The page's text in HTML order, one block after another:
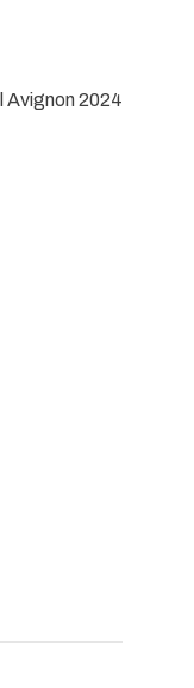
Avignon 2024